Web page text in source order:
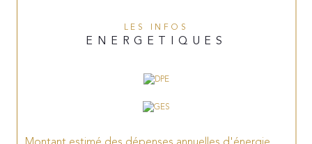
LES INFOS
ENERGETIQUES